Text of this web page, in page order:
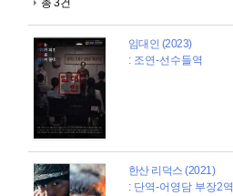
총 3건
임대인 (2023)
: 조연-선수들역
한산 리덕스 (2021)
: 단역-어영담 부장2역